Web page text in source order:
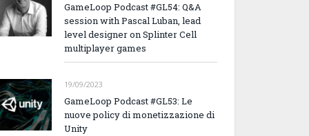
GameLoop Podcast #GL54: Q&A
session with Pascal Luban, lead
level designer on Splinter Cell
multiplayer games
19/09/2023
GameLoop Podcast #GL53: Le
nuove policy di monetizzazione di
Unity